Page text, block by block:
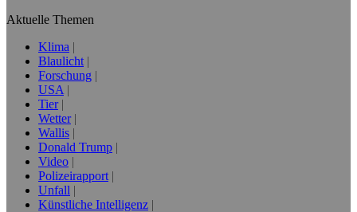
Aktuelle Themen
Klima
Blaulicht
Forschung
USA
Tier
Wetter
Wallis
Donald Trump
Video
Polizeirapport
Unfall
Künstliche Intelligenz